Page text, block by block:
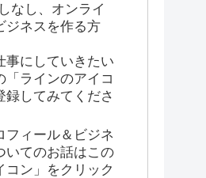
なし、オンライ
ジネスを作る方
事にしていきたい
「ラインのアイコ
録してみてくださ
フィール＆ビジネ
いてのお話はこの
コン」をクリック